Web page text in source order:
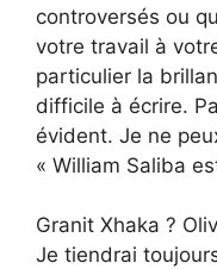
controversés ou
votre travail à
particulier la
difficile à écrire.
évident. Je ne
« William Saliba
Granit Xhaka ?
Je tiendrai